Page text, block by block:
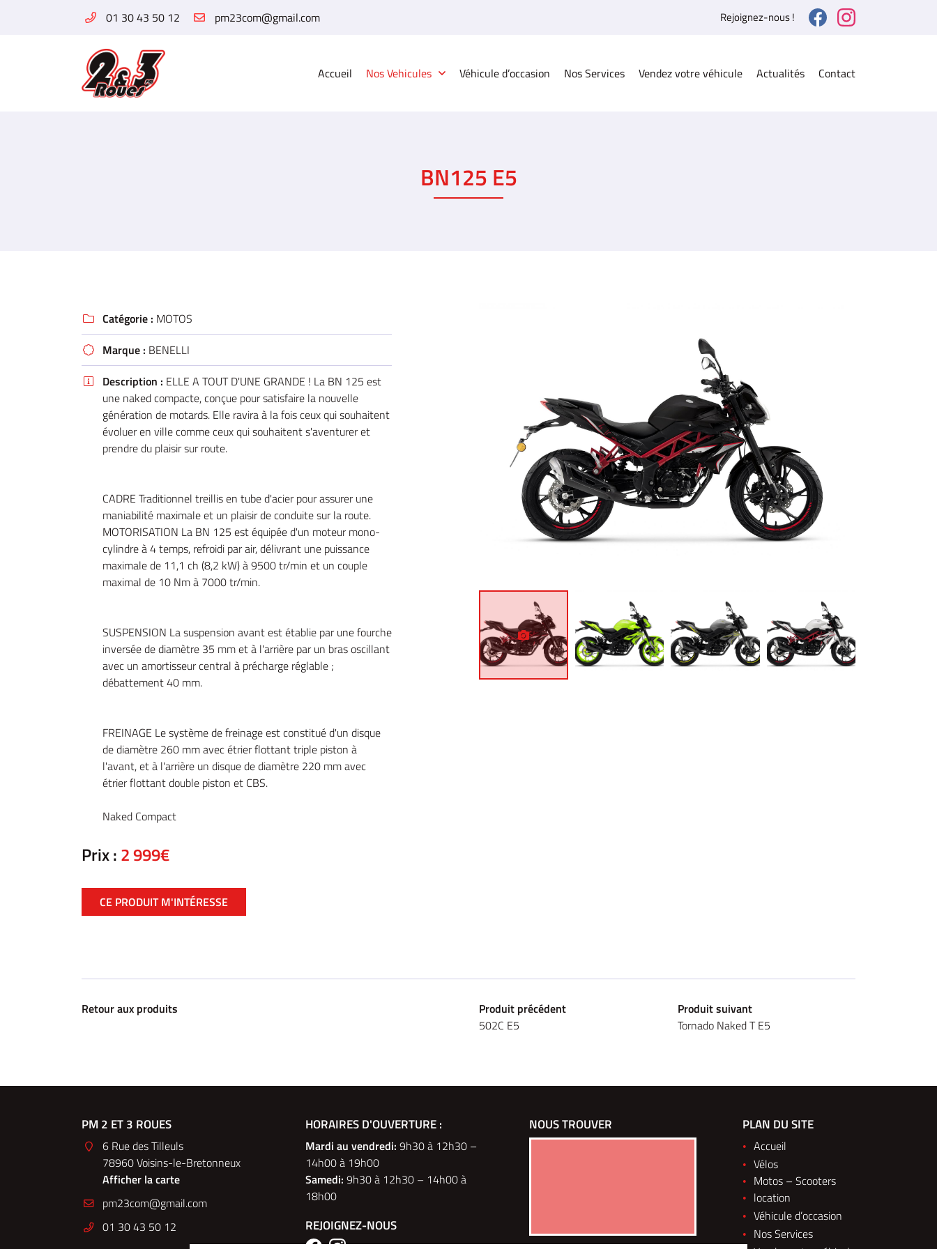
01 30 43 50 12 Rejoignez-nous !
Accueil Nos Vehicules Véhicule d’occasion Nos Services Vendez votre véhicule Actualités Contact
78960 Voisins-le-Bretonneux
01 30 43 50 12
email indiqué ci-dessus. Vous pouvez vous désinscrire à tout moment en utilisant
INSCRIPTION
BN125 E5
 Catégorie : MOTOS
 Marque : BENELLI
 Description : ELLE A TOUT D'UNE GRANDE ! La BN 125 est
une naked compacte, conçue pour satisfaire la nouvelle
génération de motards. Elle ravira à la fois ceux qui souhaitent
évoluer en ville comme ceux qui souhaitent s'aventurer et
prendre du plaisir sur route.
CADRE Traditionnel treillis en tube d'acier pour assurer une
maniabilité maximale et un plaisir de conduite sur la route.
MOTORISATION La BN 125 est équipée d'un moteur mono-
cylindre à 4 temps, refroidi par air, délivrant une puissance
maximale de 11,1 ch (8,2 kW) à 9500 tr/min et un couple
maximal de 10 Nm à 7000 tr/min.
SUSPENSION La suspension avant est établie par une fourche
inversée de diamètre 35 mm et à l'arrière par un bras oscillant
avec un amortisseur central à précharge réglable ;
débattement 40 mm.
FREINAGE Le système de freinage est constitué d'un disque
de diamètre 260 mm avec étrier flottant triple piston à
l'avant, et à l'arrière un disque de diamètre 220 mm avec
étrier flottant double piston et CBS.
Naked Compact
Prix :2 999€
CE PRODUIT M'INTÉRESSE
Retour aux produits
Produit précédent
502C E5
Produit suivant
Tornado Naked T E5
PM 2 ET 3 ROUES
6 Rue des Tilleuls
78960 Voisins-le-Bretonneux
Afficher la carte
01 30 43 50 12
PM 2&3 ROUES ELEC
148 Boulevard du Montparnasse
75014 Paris
Afficher la carte
Nous contacter
01 30 43 50 12
PM 2 ET 3 ROUES
6 Rue des Tilleuls
Afficher la carte
148 Boulevard du Montparnasse
HORAIRES D'OUVERTURE :
Mardi au vendredi: 9h30 à 12h30 –
14h00 à 19h00
Samedi: 9h30 à 12h30 – 14h00 à
18h00
REJOIGNEZ-NOUS
NOUS TROUVER PLAN DU SITE
Accueil
Vélos
Motos – Scooters
location
Véhicule d’occasion
Nos Services